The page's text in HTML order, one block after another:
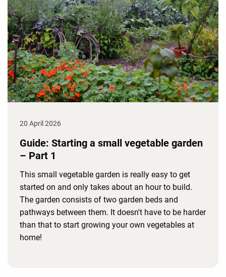
20 April 2026
Guide: Starting a small vegetable garden
– Part 1
This small vegetable garden is really easy to get
started on and only takes about an hour to build.
The garden consists of two garden beds and
pathways between them. It doesn't have to be harder
than that to start growing your own vegetables at
home!